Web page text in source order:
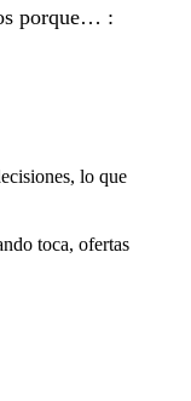
porque… :
lo que
toca, ofertas